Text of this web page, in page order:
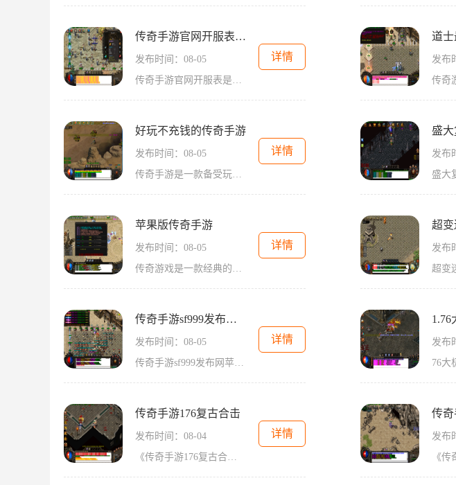
传奇手游官网开服表传奇手
发布时间：08-05
传奇手游官网开服表是玩家们热切期待的重要信息，它提供了游戏的具体服务器开服时间和对应的区服信息，使得玩家们能够及时了解到游戏的最新动态。作为一款经典的手机游戏，传
详情 发布
好玩不充钱的传奇手游
发布时间：08-05
传奇手游是一款备受玩家喜爱的2D游戏，属于角色扮演类游戏。该游戏以其万人在线和玩家互动的特点而风靡一时。传奇手游还具备丰富多样的玩法和刺激有趣的游戏内容，让玩家们沉浸
详情
盛
发布
苹果版传奇手游
发布时间：08-05
传奇游戏是一款经典的2D游戏，属于角色扮演类游戏。它是万人在线游戏，玩家可以与其他玩家进行互动。这款游戏以其独特的玩法和精彩的剧情吸引了大量的玩家。在传奇游戏中，玩家
详情
超
发布
传奇手游sf999发布网苹果
发布时间：08-05
传奇手游sf999发布网苹果是一款经典的2D游戏，它是一款以角色扮演为主题的游戏，玩家可以扮演不同的角色，与其他玩家进行万人在线的互动。作为一款传奇游戏，sf999发布网苹果拥有
详情
1.76
发布
传奇手游176复古合击
发布时间：08-04
《传奇手游176复古合击》是一款经典的2D传奇游戏，它将玩家带回到了那个充满激情和冒险的时代。作为一款角色扮演游戏，传奇手游176复古合击以其独特的玩法和丰富的内容吸引了无数
详情
传奇
发布